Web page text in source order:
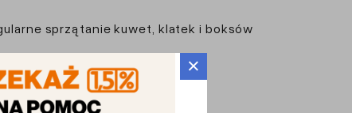
sprzątanie kuwet, klatek i boksów
×